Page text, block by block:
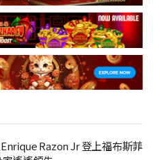
Razon Jr 登上福布斯菲